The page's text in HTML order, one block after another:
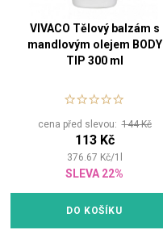
VIVACO Tělový balzám s
mandlovým olejem BODY
TIP 300 ml
cena před slevou:144 Kč
113 Kč
376.67 Kč/1
SLEVA 22%
DO KOŠÍKU